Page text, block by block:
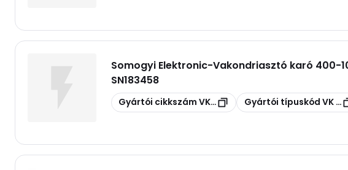
Somogyi Elektronic-Vakondriasztó karó 400-
SN183458
Másolás
Gyártói cikkszám VK 02 Másolás
Gyártói típuskód VK 02